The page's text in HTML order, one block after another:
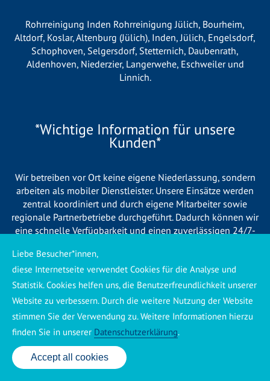
Rohrreinigung Inden Rohrreinigung Jülich, Bourheim,
Altdorf, Koslar,Altenburg (Jülich), Inden,Jülich, Engelsdorf,
Schophoven, Selgersdorf, Stetternich, Daubenrath,
Aldenhoven, Niederzier, Langerwehe, Eschweilerund
Linnich.
*Wichtige Information für unsere
Kunden*
Wir betreiben vor Ort keine eigene Niederlassung, sondern
arbeiten als mobiler Dienstleister. Unsere Einsätze werden
zentral koordiniert und durch eigene Mitarbeiter sowie
regionale Partnerbetriebe durchgeführt. Dadurch können wir
eine schnelle Verfügbarkeit und einen zuverlässigen 24/7-
unmittelbar verfügbar sein, übernehmen Partnerbetriebe aus
Ihrer Region den Auftrag. Alle eingesetzten Betriebe sind
verpflichtet, Sie vor Beginn der Arbeiten transparent über die
voraussichtlichen Kosten zu informieren und ortsübliche
Preise zu berechnen.
24 Std. Service: ✆ 0176 160 517 86
Accept all cookies
Liebe Besucher*innen,
diese Internetseite verwendet Cookies für die Analyse und
Statistik. Cookies helfen uns, die Benutzerfreundlichkeit unserer
Website zu verbessern. Durch die weitere Nutzung der Website
stimmen Sie der Verwendung zu. Weitere Informationen hierzu
finden Sie in unserer Datenschutzerklärung.